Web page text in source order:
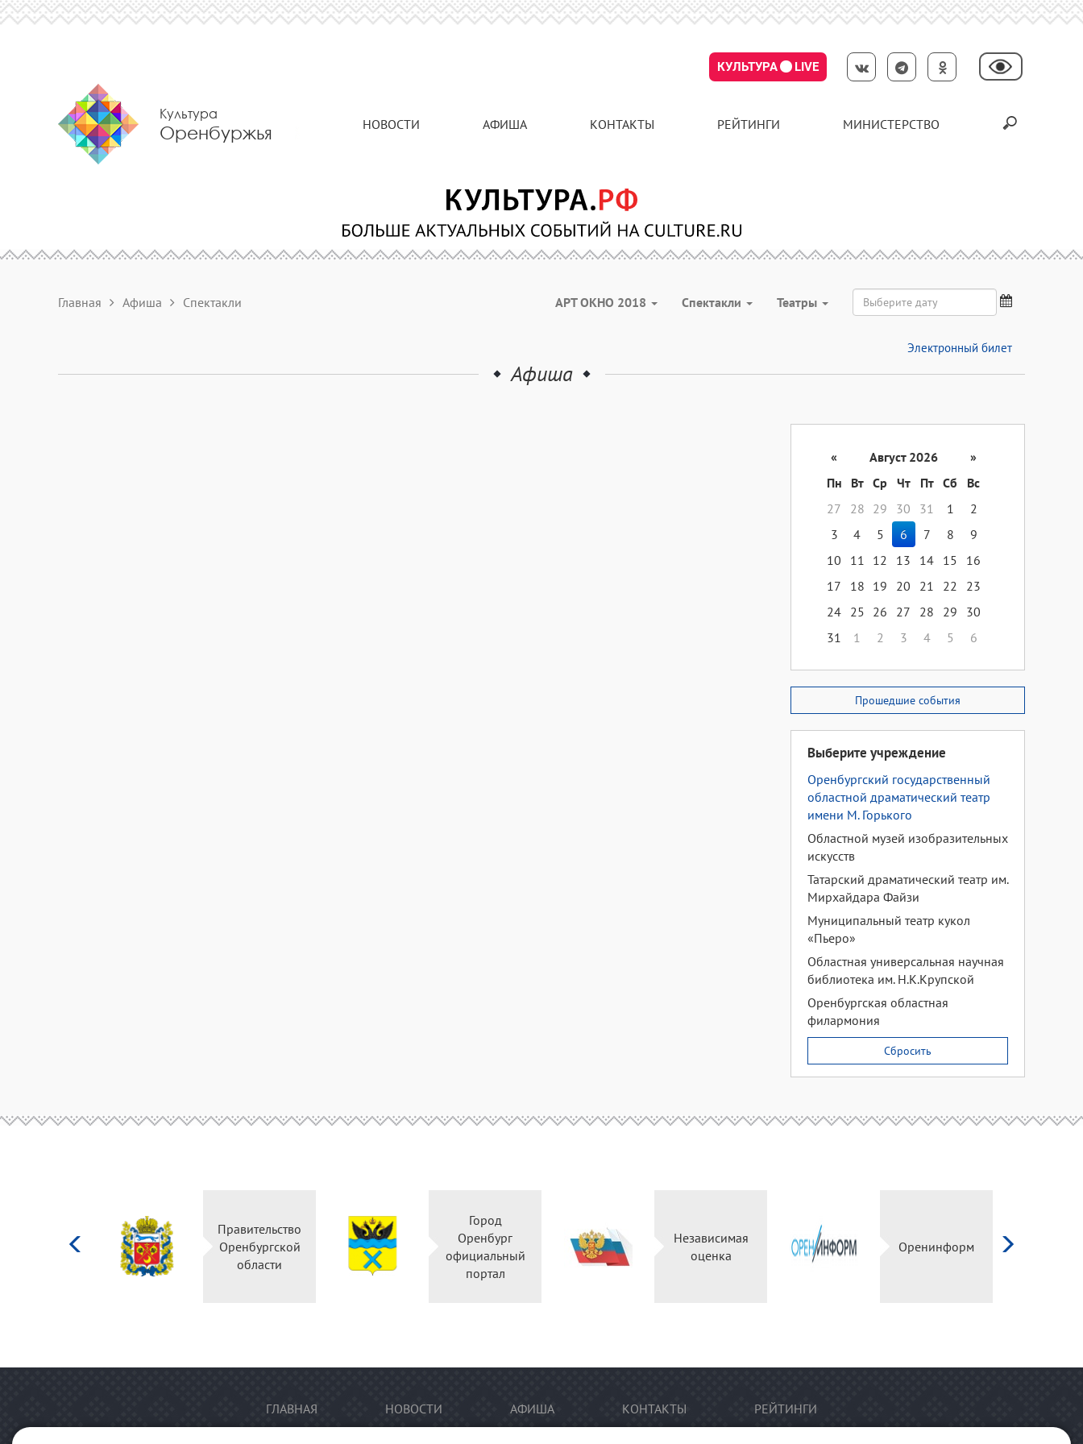
КУЛЬТУРА LIVE
Культура
Оренбуржья НОВОСТИ АФИША КОНТАКТЫ РЕЙТИНГИ МИНИСТЕРСТВО
Главная Афиша Спектакли АРТ ОКНО 2018 Спектакли Театры
Электронный билет
Афиша
« Август 2026
»
Пн
Вт Ср Чт Пт Сб
Вс
27
28 29 30 31 1
2
3
4 5 6 7 8
9
10
11 12 13 14 15
16
17
18 19 20 21 22
23
24 25 26 27 28 29
30
31
1 2 3 4 5 6
Прошедшие события
Выберите учреждение
Оренбургский государственный
областной драматический театр
имени М. Горького
Областной музей изобразительных
искусств
Татарский драматический театр им.
Мирхайдара Файзи
Муниципальный театр кукол
«Пьеро»
Областная универсальная научная
библиотека им. Н.К.Крупской
Оренбургская областная
филармония
Сбросить
Правительство
Оренбургской
области
Город
Оренбург
официальный
портал
Независимая
оценка
Оренинформ
ГЛАВНАЯ НОВОСТИ АФИША КОНТАКТЫ РЕЙТИНГИ